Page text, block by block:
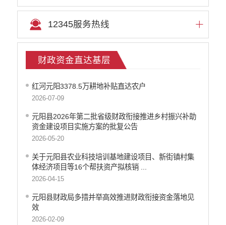
12345服务热线
财政资金直达基层
红河元阳3378.5万耕地补贴直达农户
2026-07-09
元阳县2026年第二批省级财政衔接推进乡村振兴补助
资金建设项目实施方案的批复公告
2026-05-20
关于元阳县农业科技培训基地建设项目、新街镇村集
体经济项目等16个帮扶资产拟核销 ...
2026-04-15
元阳县财政局多措并举高效推进财政衔接资金落地见
效
2026-02-09